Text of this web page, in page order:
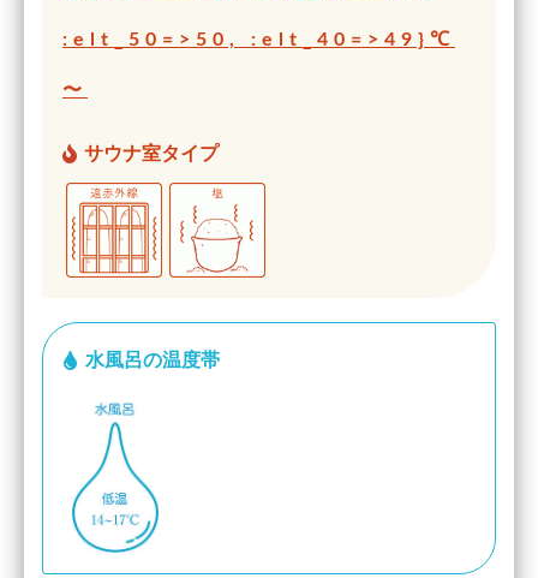
:elt_50=>50, :elt_40=>49}℃
〜
サウナ室タイプ
水風呂の温度帯